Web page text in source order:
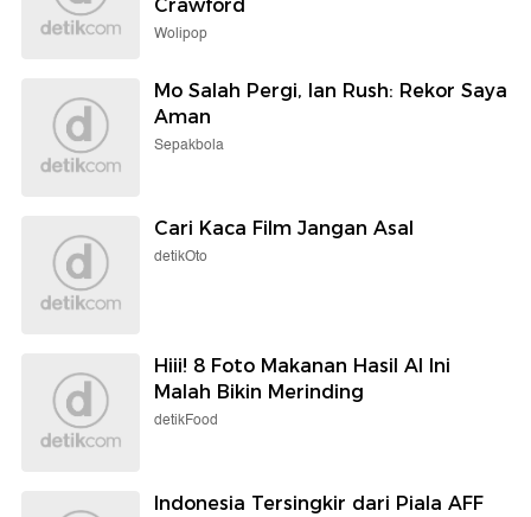
Crawford
Wolipop
Mo Salah Pergi, Ian Rush: Rekor Saya
Aman
Sepakbola
Cari Kaca Film Jangan Asal
detikOto
Hiii! 8 Foto Makanan Hasil AI Ini
Malah Bikin Merinding
detikFood
Indonesia Tersingkir dari Piala AFF